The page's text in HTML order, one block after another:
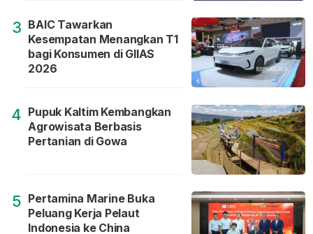
3 BAIC Tawarkan
Kesempatan Menangkan T1
bagi Konsumen di GIIAS
2026
4 Pupuk Kaltim Kembangkan
Agrowisata Berbasis
Pertanian di Gowa
5 Pertamina Marine Buka
Peluang Kerja Pelaut
Indonesia ke China